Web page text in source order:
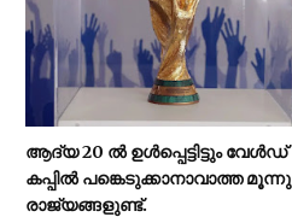
ആദ്യ 20 ല്‍ ഉള്‍പ്പെട്ടിട്ടും വേള്‍ഡ്
കപ്പില്‍ പങ്കെടുക്കാനാവാത്ത മൂന്നു
രാജ്യങ്ങളുണ്ട്.